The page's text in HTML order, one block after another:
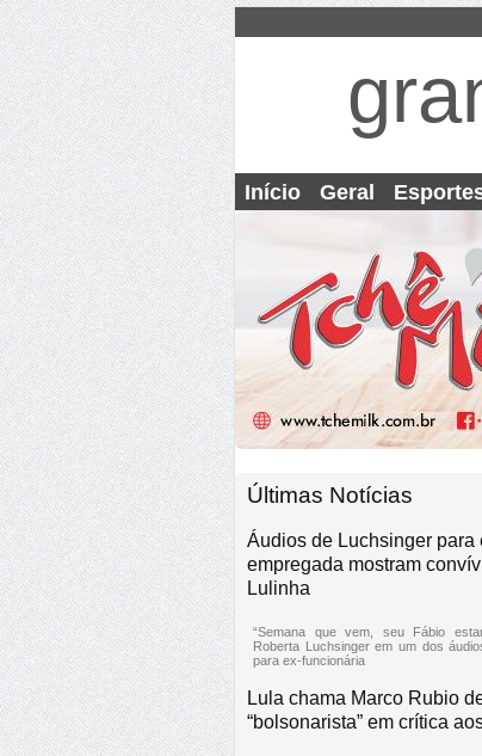
Início Geral
Últimas Notícias
Áudios de Luchsinger para
empregada mostram
Lulinha
“Semana que vem, seu Fábio
Roberta Luchsinger em um dos
para ex-funcionária
Lula chama Marco Rubio
“bolsonarista” em crítica